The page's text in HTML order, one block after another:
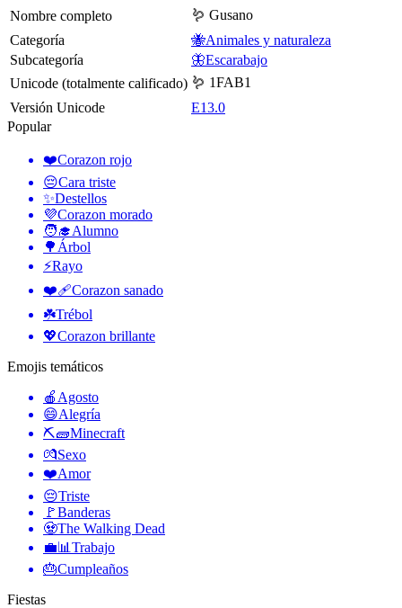
Nombre completo
🪱 Gusano
Categoría
🐝Animales y naturaleza
Subcategoría
🦋Escarabajo
Unicode (totalmente calificado) 🪱 1FAB1
Versión Unicode
E13.0
Popular
❤️Corazon rojo
😔Cara triste
✨Destellos
💜Corazon morado
🧑‍🎓Alumno
🌳 Árbol
⚡Rayo
❤️‍🩹Corazon sanado
☘️Trébol
💖Corazon brillante
Emojis temáticos
🍎 Agosto
😄Alegría
⛏🧱Minecraft
💏Sexo
❤️Amor
😔Triste
🚩Banderas
🧟The Walking Dead
💼📊 Trabajo
🎂Cumpleaños
Fiestas